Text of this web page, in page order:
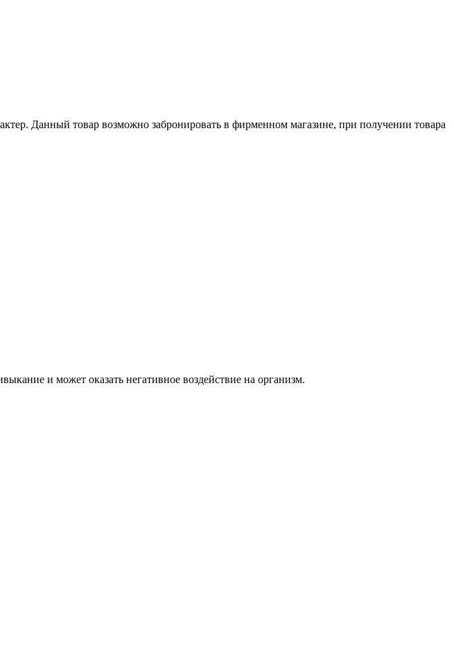
Данный товар возможно забронировать в фирменном магазине, при получении товара
и может оказать негативное воздействие на организм.